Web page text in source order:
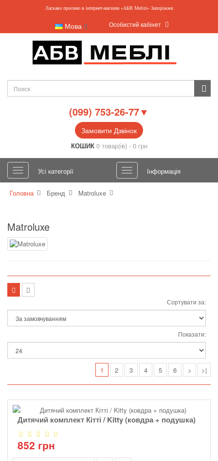
Ласкаво просимо в інтернет-магазин «АБВ Меблі» Запоріжжя
Мова Особистий кабінет
(099) 753-26-77▼
Замовити Дзвінок
КОШИК 0 товар(ів) - 0 грн
Усі категорії Інформація
Головна Бренд Matroluxe
Matroluxe
Сортувати за:
Показати:
1 2 3 4 5 6 > >|
Дитячий комплект Кітті / Kitty (ковдра + подушка)
852 грн